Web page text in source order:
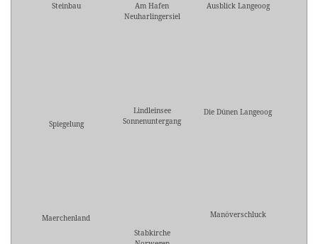
Steinbau
Am Hafen
Neuharlingersiel
Ausblick Langeoog
Spiegelung
Lindleinsee
Sonnenuntergang
Die Dünen Langeoog
Maerchenland
Stabkirche
Manöverschluck